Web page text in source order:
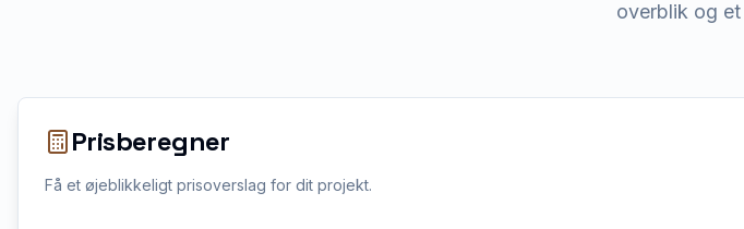
overblik og
Prisberegner
Få et øjeblikkeligt prisoverslag for dit projekt.